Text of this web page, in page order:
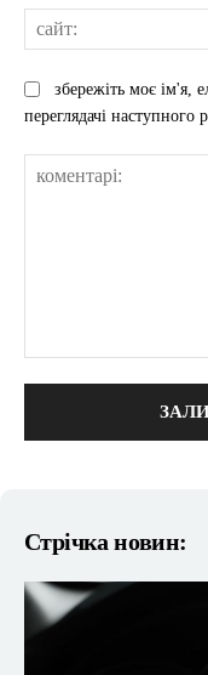
збережіть моє ім'я,
переглядачі наступного
Стрічка новин: